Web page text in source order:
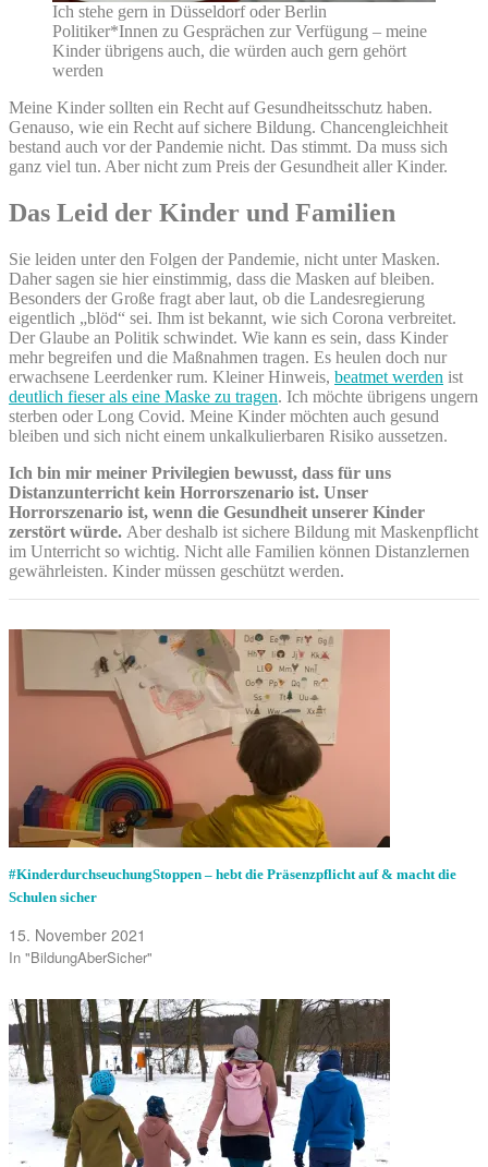
Ich stehe gern in Düsseldorf oder Berlin
Politiker*Innen zu Gesprächen zur Verfügung – meine
Kinder übrigens auch, die würden auch gern gehört
werden
Meine Kinder sollten ein Recht auf Gesundheitsschutz haben.
Genauso, wie ein Recht auf sichere Bildung. Chancengleichheit
bestand auch vor der Pandemie nicht. Das stimmt. Da muss sich
ganz viel tun. Aber nicht zum Preis der Gesundheit aller Kinder.
Das Leid der Kinder und Familien
Sie leiden unter den Folgen der Pandemie, nicht unter Masken.
Daher sagen sie hier einstimmig, dass die Masken auf bleiben.
Besonders der Große fragt aber laut, ob die Landesregierung
eigentlich „blöd“ sei. Ihm ist bekannt, wie sich Corona verbreitet.
Der Glaube an Politik schwindet. Wie kann es sein, dass Kinder
mehr begreifen und die Maßnahmen tragen. Es heulen doch nur
erwachsene Leerdenker rum. Kleiner Hinweis, beatmet werden ist
deutlich fieser als eine Maske zu tragen. Ich möchte übrigens ungern
sterben oder Long Covid. Meine Kinder möchten auch gesund
bleiben und sich nicht einem unkalkulierbaren Risiko aussetzen.
Ich bin mir meiner Privilegien bewusst, dass für uns
Distanzunterricht kein Horrorszenario ist. Unser
Horrorszenario ist, wenn die Gesundheit unserer Kinder
zerstört würde. Aber deshalb ist sichere Bildung mit Maskenpflicht
im Unterricht so wichtig. Nicht alle Familien können Distanzlernen
gewährleisten. Kinder müssen geschützt werden.
#KinderdurchseuchungStoppen – hebt die Präsenzpflicht auf & macht die
Schulen sicher
15. November 2021
In "BildungAberSicher"